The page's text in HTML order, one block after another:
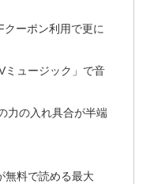
ーポン利用で更に
ミュージック」で音
力の入れ具合が半端
無料で読める最大